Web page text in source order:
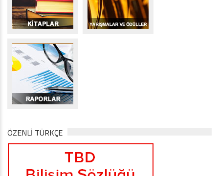
ÖZENLİ TÜRKÇE